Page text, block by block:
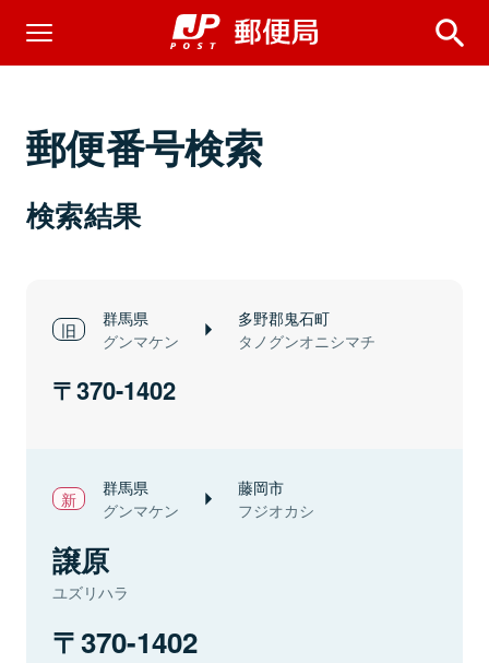
郵便番号検索
検索結果
群馬県
グンマケン
多野郡鬼石町
タノグンオニシマチ
370-1402
群馬県
グンマケン
藤岡市
フジオカシ
譲原
ユズリハラ
370-1402